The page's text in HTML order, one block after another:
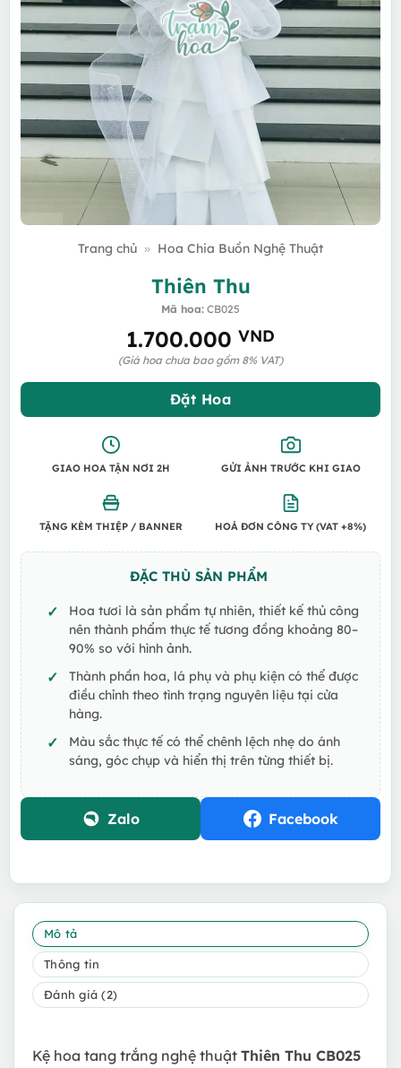
Trang chủ » Hoa Chia Buồn Nghệ Thuật
Thiên Thu
Mã hoa: CB025
1.700.000 VND
(Giá hoa chưa bao gồm 8% VAT)
Đặt Hoa
GIAO HOA TẬN NƠI 2H GỬI ẢNH TRƯỚC KHI GIAO
TẶNG KÈM THIỆP / BANNER HOÁ ĐƠN CÔNG TY (VAT +8%)
ĐẶC THÙ SẢN PHẨM
Hoa tươi là sản phẩm tự nhiên, thiết kế thủ công
nên thành phẩm thực tế tương đồng khoảng 80–
90% so với hình ảnh.
Thành phần hoa, lá phụ và phụ kiện có thể được
điều chỉnh theo tình trạng nguyên liệu tại cửa
hàng.
Màu sắc thực tế có thể chênh lệch nhẹ do ánh
sáng, góc chụp và hiển thị trên từng thiết bị.
Zalo Facebook
Mô tả
Thông tin
Đánh giá (2)
Kệ hoa tang trắng nghệ thuật Thiên Thu CB025